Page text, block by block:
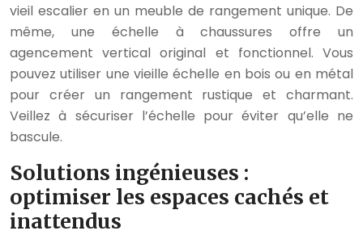
vieil escalier en un meuble de rangement unique. De
même, une échelle à chaussures offre un
agencement vertical original et fonctionnel. Vous
pouvez utiliser une vieille échelle en bois ou en métal
pour créer un rangement rustique et charmant.
Veillez à sécuriser l’échelle pour éviter qu’elle ne
bascule.
Solutions ingénieuses :
optimiser les espaces cachés et
inattendus